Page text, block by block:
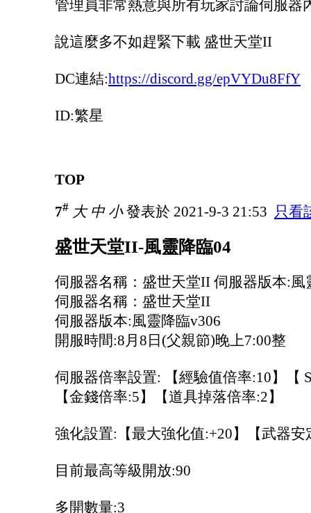
管理員非常熱意與所有玩家討論伺服
說這麼多不如趕緊下載 盛世天堂II
DC連結:https://discord.gg/epVYDu8FfY
ID:繁星
TOP
7# 大 中 小發表於 2021-9-3 21:53 只看
盛世天堂II-風靈降臨04
伺服器名稱：盛世天堂II 伺服器版本:風
伺服器名稱：盛世天堂II
伺服器版本:風靈降臨v306
開服時間:8月8日(父親節)晚上7:00整
伺服器倍率設置: 【經驗值倍率:10】【
【金錢倍率:5】【道具掉落倍率:2】
強化設置:【最大強化值:+20】【武器
目前最高等級開放:90
多開數量:3